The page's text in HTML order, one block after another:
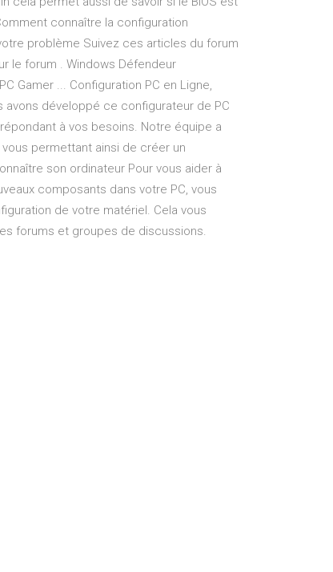
connaître la configuration
problème Suivez ces articles du forum
le forum . Windows Défendeur
Gamer ... Configuration PC en Ligne,
avons développé ce configurateur de PC
à vos besoins. Notre équipe a
permettant ainsi de créer un
son ordinateur Pour vous aider à
composants dans votre PC, vous
de votre matériel. Cela vous
forums et groupes de discussions.